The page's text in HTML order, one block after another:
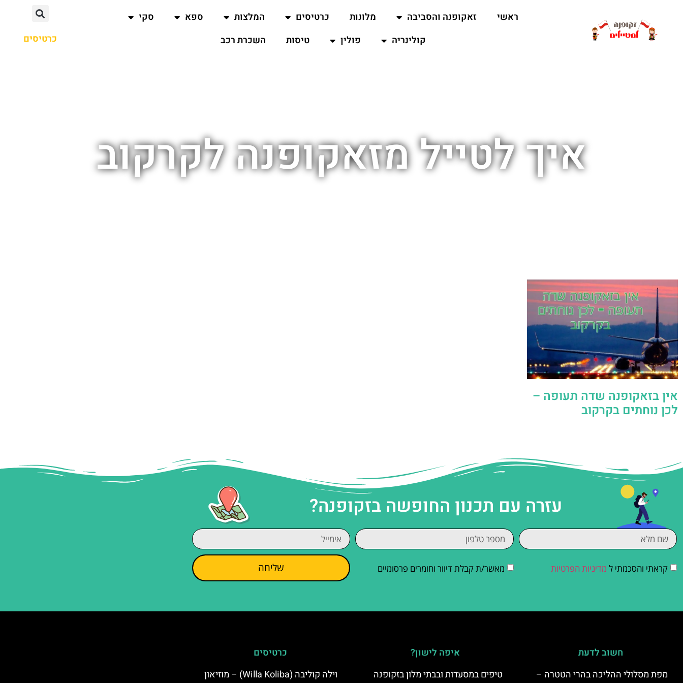
ראשי זאקופנה והסביבה מלונות כרטיסים המלצות ספא
סקי
קולינריה
פולין טיסות השכרת רכב כרטיסים
איך לטייל מזאקופנה לקרקוב
אין בזאקופנה שדה תעופה –
לכן נוחתים בקרקוב
עזרה עם תכנון החופשה בזקופנה?
קראתי והסכמתי ל מדיניות הפרטיות מאשר/ת קבלת דיוור וחומרים פרסומיים שליחה
חשוב לדעת
מפת מסלולי ההליכה בהרי הטטרה –
איפה לישון?
טיפים במסעדות ובבתי מלון בזקופנה
כרטיסים
וילה קוליבה (Willa Koliba) – מוזיאון